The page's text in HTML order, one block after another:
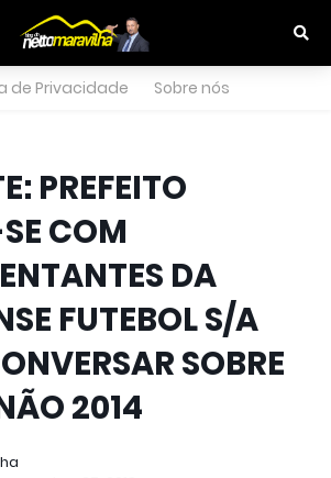
de Privacidade Sobre nós
PREFEITO
COM
DA
FUTEBOL S/A
SOBRE
2014